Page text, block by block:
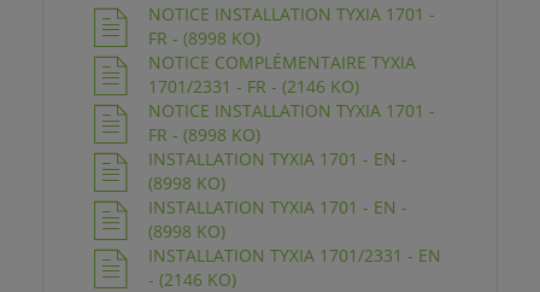
NOTICE INSTALLATION TYXIA 1701 -
FR - (8998 KO)
NOTICE COMPLÉMENTAIRE TYXIA
1701/2331 - FR - (2146 KO)
NOTICE INSTALLATION TYXIA 1701 -
FR - (8998 KO)
INSTALLATION TYXIA 1701 - EN -
(8998 KO)
INSTALLATION TYXIA 1701 - EN -
(8998 KO)
INSTALLATION TYXIA 1701/2331 - EN
- (2146 KO)